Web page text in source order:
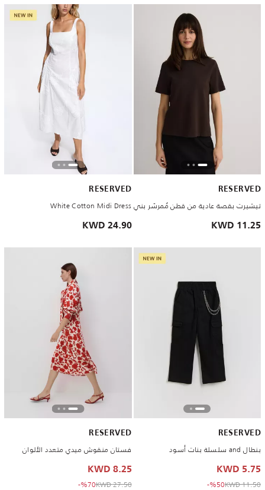
RESERVED
تيشيرت بقصة عادية من قطن مُمرسَر بني
11.25 KWD
RESERVED
White Cotton Midi Dress
24.90 KWD
RESERVED
بنطال and سلسلة بنات أسود
5.75 KWD
Price reduced from
11.50 KWD
to 5.75 KWD
%50-
RESERVED
فستان منقوش ميدي متعدد الألوان
8.25 KWD
Price reduced from
27.50 KWD
to 8.25 KWD
%70-